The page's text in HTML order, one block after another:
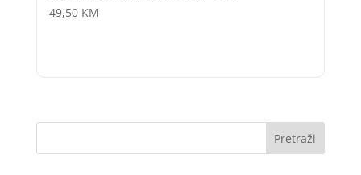
49,50 KM